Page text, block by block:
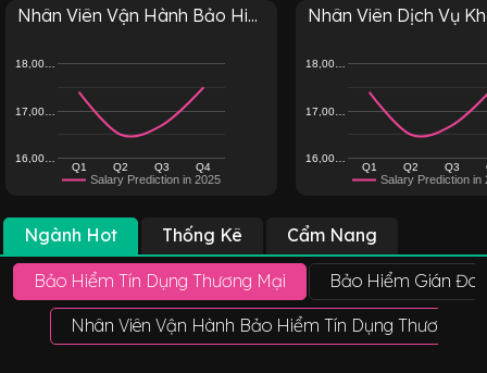
Nhân Viên Vận Hành Bảo Hi...
Salary Prediction in 2025
Q1 Q2 Q3 Q4
16,00…
17,00…
18,00…
Nhân Viên Dịch Vụ
Salary Prediction in
Q1 Q2 Q3
16,00…
17,00…
18,00…
Ngành Hot Thống Kê Cẩm Nang
Bảo Hiểm Tín Dụng Thương Mại Bảo Hiểm Gián
Nhân Viên Vận Hành Bảo Hiểm Tín Dụng Thương